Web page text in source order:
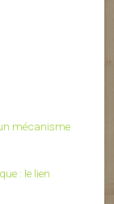
mécanisme
: le lien